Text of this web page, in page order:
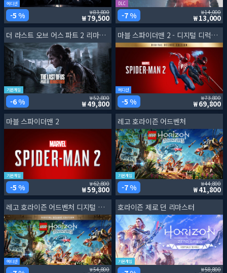
에디션
5 % 83,800
79,500
DLC
7 % 14,000
13,000
더 라스트 오브 어스 파트 2 리마스터
기본게임
6 % 52,800
49,800
마블 스파이더맨 2 - 디지털 디럭스 에디션
에디션
5 % 73,800
69,800
마블 스파이더맨 2
기본게임
5 % 62,800
59,800
레고 호라이즌 어드벤처
기본게임
7 % 44,800
41,800
레고 호라이즌 어드벤처 디지털 디럭스 에디션
에디션
54,800
호라이즌 제로 던 리마스터
기본게임
58,800